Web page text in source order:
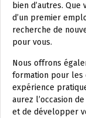
bien d’autres.
d’un premier
recherche de
pour vous.
Nous offrons
formation pour les
expérience
aurez l’occasion
et de développer